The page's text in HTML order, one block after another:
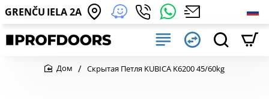
GRENČU IELA 2A
Скрытая Петля KUBICA K6200 45/60kg